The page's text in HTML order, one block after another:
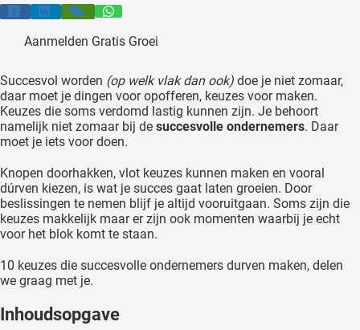
Aanmelden Gratis Groei
Succesvol worden (op welk vlak dan ook) doe je niet zomaar,
daar moet je dingen voor opofferen, keuzes voor maken.
Keuzes die soms verdomd lastig kunnen zijn. Je behoort
namelijk niet zomaar bij de succesvolle ondernemers. Daar
moet je iets voor doen.
Knopen doorhakken, vlot keuzes kunnen maken en vooral
dúrven kiezen, is wat je succes gaat laten groeien. Door
beslissingen te nemen blijf je altijd vooruitgaan. Soms zijn die
keuzes makkelijk maar er zijn ook momenten waarbij je echt
voor het blok komt te staan.
10 keuzes die succesvolle ondernemers durven maken, delen
we graag met je.
Inhoudsopgave
te
van
gebruikt
te
de
Hierdoor
website-